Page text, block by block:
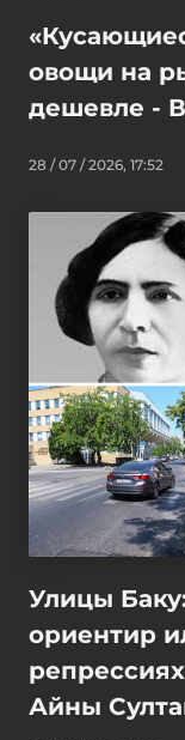
овощи на
дешевле -
28 / 07 / 2026, 17:52
Улицы
ориентир
Айны